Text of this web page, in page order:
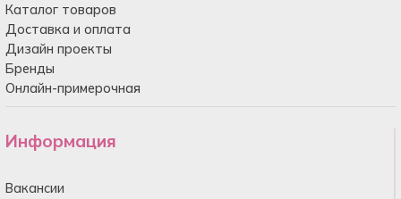
Каталог товаров
Доставка и оплата
Дизайн проекты
Бренды
Онлайн-примерочная
Информация
Вакансии